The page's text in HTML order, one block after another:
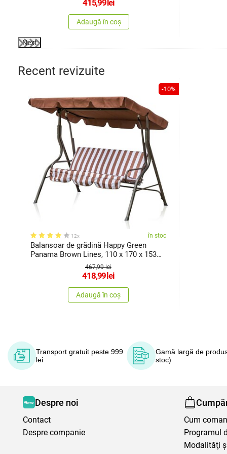
415,99 lei
Adaugă în coș
Next
Recent revizuite
-10%
12x în stoc
Balansoar de grădină Happy Green
Panama Brown Lines, 110 x 170 x 153
467,99 lei
418,99lei
Adaugă în coș
Transport gratuit peste 999
lei
Gamă largă de
stoc)
Despre noi
Contact
Despre companie
Cum
Programul
Modalităţi